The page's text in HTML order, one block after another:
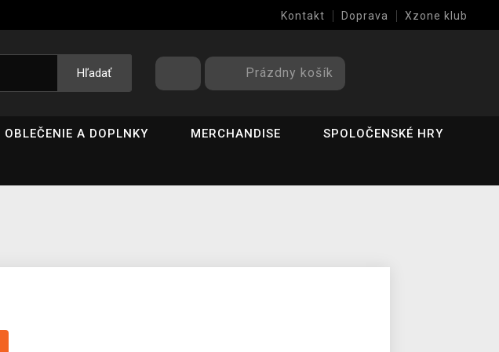
Kontakt Doprava Xzone klub
Hľadať Prázdny košík
OBLEČENIE A DOPLNKY MERCHANDISE SPOLOČENSKÉ HRY